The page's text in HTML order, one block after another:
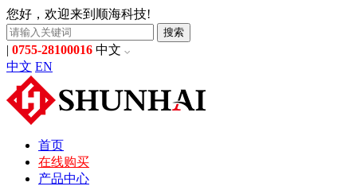
您好，欢迎来到顺海科技!
搜索
| 0755-28100016 中文
中文 EN
首页
在线购买
产品中心